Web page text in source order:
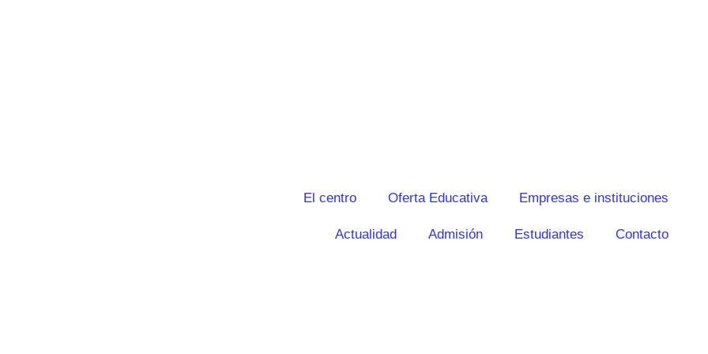
El centro Oferta Educativa Empresas e instituciones
Actualidad Admisión Estudiantes Contacto